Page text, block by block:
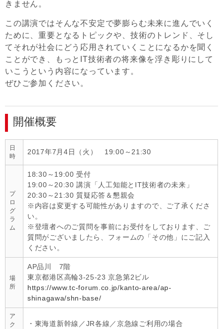
きません。
この講演ではそんな不安定で夢膨らむ未来に進んでいく
ために、重要となるトピックや、技術のトレンド、そし
てそれが社会にどう応用されていくことになるかを聞く
ことができ、もっとIT技術者の将来像を浮き彫りにして
いこうという内容になっています。
ぜひご参加ください。
開催概要
日
時
2017年7月4日（火） 19:00～21:30
プ
ロ
グ
ラ
ム
18:30～19:00 受付
19:00～20:30 講演「人工知能とIT技術者の未来」
20:30～21:30 質疑応答＆懇親会
※内容は変更する可能性がありますので、ご了承くださ
い。
※登壇者へのご質問を事前にお受付をしております、ご
質問がございましたら、フォームの「その他」にご記入
ください。
場
所
AP品川 7階
東京都港区高輪3-25-23 京急第2ビル
https://www.tc-forum.co.jp/kanto-area/ap-
shinagawa/shn-base/
ア
ク
・東海道新幹線／JR各線／京急線ご利用の場合